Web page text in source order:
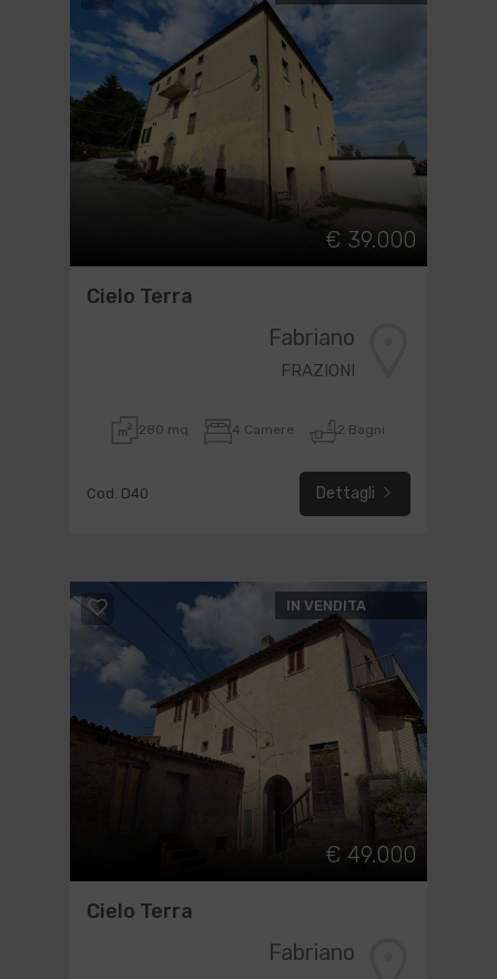
€ 39.000
Cielo Terra
Fabriano
FRAZIONI
280 mq 4 Camere 2 Bagni
Cod. D40 Dettagli
IN VENDITA
€ 49.000
Cielo Terra
Fabriano